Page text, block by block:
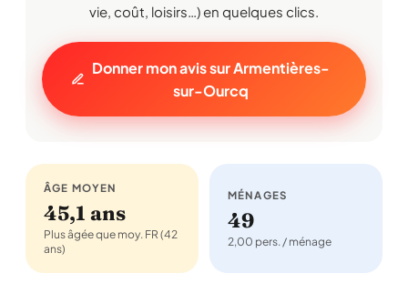
vie, coût, loisirs…) en quelques clics.
Donner mon avis sur Armentières-
sur-Ourcq
ÂGE MOYEN
45,1 ans
Plus âgée que moy. FR (42
ans)
MÉNAGES
49
2,00 pers. / ménage